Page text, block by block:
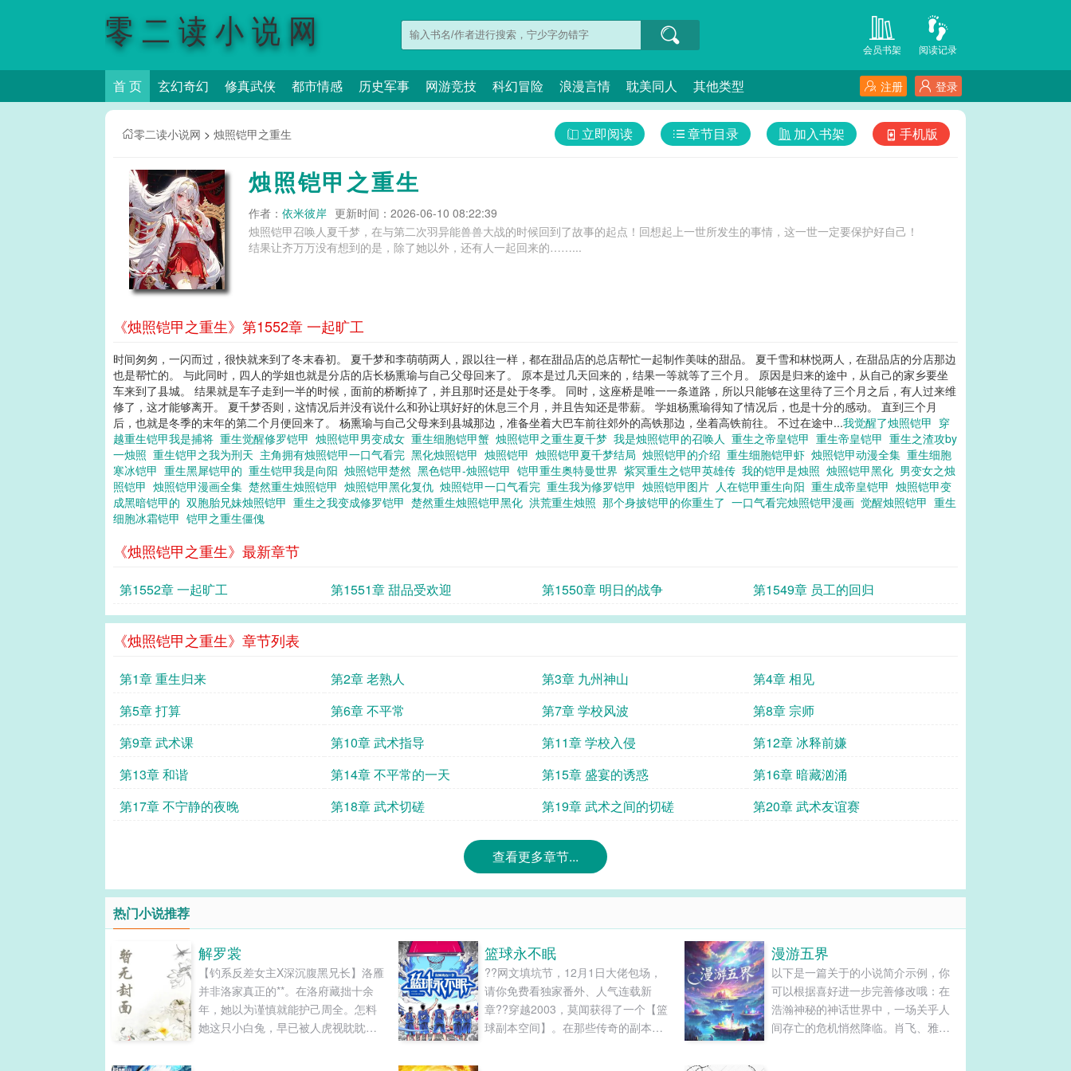
零二读小说网 阅读记录
会员书架
首 页 玄幻奇幻 修真武侠 都市情感 历史军事 网游竞技 科幻冒险 浪漫言情 耽美同人 其他类型 登录
注册
零二读小说网 > 烛照铠甲之重生 手机版
加入书架
章节目录
立即阅读
烛照铠甲之重生
作者： 依米彼岸 更新时间：2026-06-10 08:22:39
烛照铠甲召唤人夏千梦，在与第二次羽异能兽兽大战的时候回到了故事的起点！回想起上一世所发生的事情，这一世一定要保护好自己！
结果让齐万万没有想到的是，除了她以外，还有人一起回来的……...
《烛照铠甲之重生》第1552章 一起旷工
时间匆匆，一闪而过，很快就来到了冬末春初。 夏千梦和李萌萌两人，跟以往一样，都在甜品店的总店帮忙一起制作美味的甜品。 夏千雪和林悦两人，在甜品店的分店那边
也是帮忙的。 与此同时，四人的学姐也就是分店的店长杨熏瑜与自己父母回来了。 原本是过几天回来的，结果一等就等了三个月。 原因是归来的途中，从自己的家乡要坐
车来到了县城。 结果就是车子走到一半的时候，面前的桥断掉了，并且那时还是处于冬季。 同时，这座桥是唯一一条道路，所以只能够在这里待了三个月之后，有人过来维
修了，这才能够离开。 夏千梦否则，这情况后并没有说什么和孙让琪好好的休息三个月，并且告知还是带薪。 学姐杨熏瑜得知了情况后，也是十分的感动。 直到三个月
后，也就是冬季的末年的第二个月便回来了。 杨熏瑜与自己父母来到县城那边，准备坐着大巴车前往郊外的高铁那边，坐着高铁前往。 不过在途中...我觉醒了烛照铠甲 穿
越重生铠甲我是捕将 重生觉醒修罗铠甲 烛照铠甲男变成女 重生细胞铠甲蟹 烛照铠甲之重生夏千梦 我是烛照铠甲的召唤人 重生之帝皇铠甲 重生帝皇铠甲 重生之渣攻by
一烛照 重生铠甲之我为刑天 主角拥有烛照铠甲一口气看完 黑化烛照铠甲 烛照铠甲 烛照铠甲夏千梦结局 烛照铠甲的介绍 重生细胞铠甲虾 烛照铠甲动漫全集 重生细胞
寒冰铠甲 重生黑犀铠甲的 重生铠甲我是向阳 烛照铠甲楚然 黑色铠甲-烛照铠甲 铠甲重生奥特曼世界 紫冥重生之铠甲英雄传 我的铠甲是烛照 烛照铠甲黑化 男变女之烛
照铠甲 烛照铠甲漫画全集 楚然重生烛照铠甲 烛照铠甲黑化复仇 烛照铠甲一口气看完 重生我为修罗铠甲 烛照铠甲图片 人在铠甲重生向阳 重生成帝皇铠甲 烛照铠甲变
成黑暗铠甲的 双胞胎兄妹烛照铠甲 重生之我变成修罗铠甲 楚然重生烛照铠甲黑化 洪荒重生烛照 那个身披铠甲的你重生了 一口气看完烛照铠甲漫画 觉醒烛照铠甲 重生
细胞冰霜铠甲 铠甲之重生僵傀
《烛照铠甲之重生》最新章节
第1552章 一起旷工 第1551章 甜品受欢迎 第1550章 明日的战争 第1549章 员工的回归
《烛照铠甲之重生》章节列表
第1章 重生归来 第2章 老熟人 第3章 九州神山
第4章 相见
第5章 打算
第6章 不平常 第7章 学校风波
第8章 宗师
第9章 武术课
第10章 武术指导 第11章 学校入侵
第12章 冰释前嫌
第13章 和谐
第14章 不平常的一天 第15章 盛宴的诱惑
第16章 暗藏汹涌
第17章 不宁静的夜晚
第18章 武术切磋 第19章 武术之间的切磋 第20章 武术友谊赛
查看更多章节...
热门小说推荐
解罗裳
【钓系反差女主X深沉腹黑兄长】洛雁
并非洛家真正的**。在洛府藏拙十余
年，她以为谨慎就能护己周全。怎料
她这只小白兔，早已被人虎视眈眈。
篮球永不眠
??网文填坑节，12月1日大佬包场，
请你免费看独家番外、人气连载新
章??穿越2003，莫闻获得了一个【篮
球副本空间】。在那些传奇的副本
漫游五界
以下是一篇关于的小说简介示例，你
可以根据喜好进一步完善修改哦：在
浩瀚神秘的神话世界中，一场关乎人
间存亡的危机悄然降临。肖飞、雅